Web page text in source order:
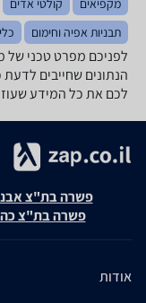
מקפיאים קולטי אדים
תבניות אפיה וחימום
הנתונים שחייבים לדעת
לכם את כל המידע
פשרה בת"צ אבנצ'יק
פשרה בת"צ כהנים
אודות